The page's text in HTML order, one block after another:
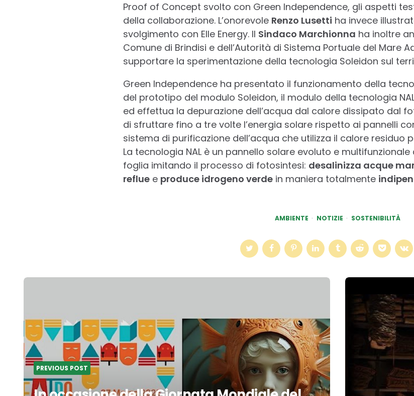
Proof of Concept svolto con Green Independence, gli aspetti
della collaborazione. L’onorevole Renzo Lusetti ha invece
svolgimento con Elle Energy. Il Sindaco Marchionna ha inoltre
Comune di Brindisi e dell’Autorità di Sistema Portuale del Mare
supportare la sperimentazione della tecnologia Soleidon sul
Green Independence ha presentato il funzionamento della
del prototipo del modulo Soleidon, il modulo della tecnologia
ed effettua la depurazione dell’acqua dal calore dissipato dal
di sfruttare fino a tre volte l’energia solare rispetto ai pannelli
sistema di purificazione dell’acqua che utilizza il calore residuo
La tecnologia NAL è un pannello solare evoluto e
foglia imitando il processo di fotosintesi: desalinizza acque
refluee produce idrogeno verdein maniera totalmente
AMBIENTE NOTIZIE SOSTENIBILITÀ
Post
PREVIOUS POST